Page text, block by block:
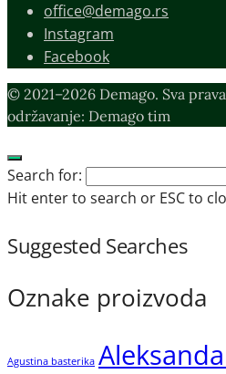
office@demago.rs
Instagram
Facebook
© 2021–2026 Demago. Sva
održavanje: Demago tim
Search for:
Hit enter to search or ESC to
Suggested Searches
Oznake proizvoda
Agustina basterika